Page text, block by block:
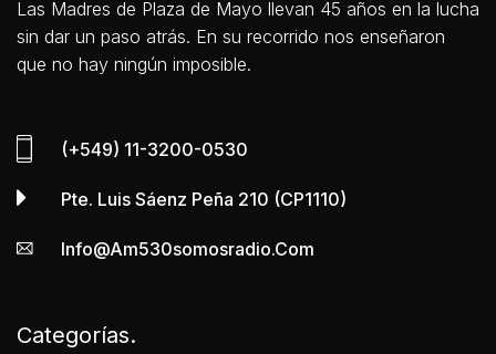
Las Madres de Plaza de Mayo llevan 45 años en la lucha
sin dar un paso atrás. En su recorrido nos enseñaron
que no hay ningún imposible.
(+549) 11-3200-0530
Pte. Luis Sáenz Peña 210 (CP1110)
Info@am530somosradio.com
Categorías.